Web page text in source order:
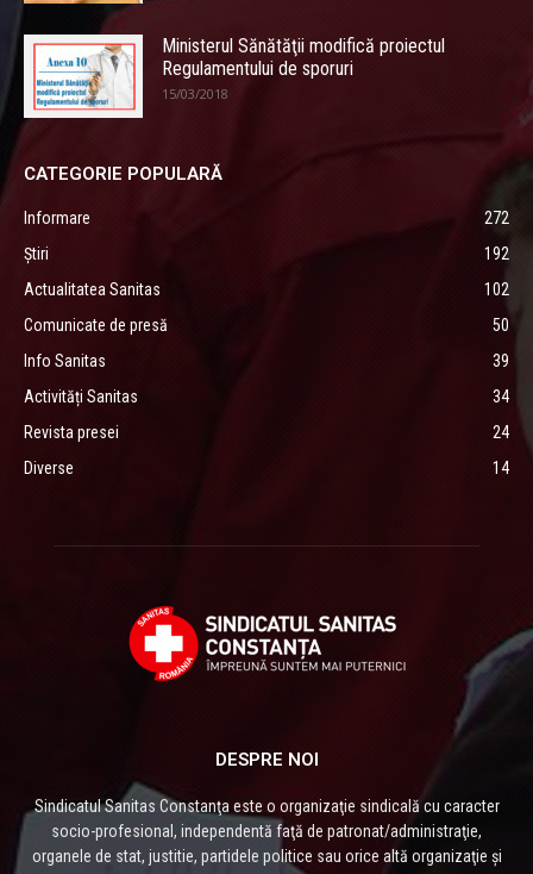
Ministerul Sănătăţii modifică proiectul
Regulamentului de sporuri
15/03/2018
CATEGORIE POPULARĂ
Informare
272
Știri
192
Actualitatea Sanitas
102
Comunicate de presă
50
Info Sanitas
39
Activități Sanitas
34
Revista presei
24
Diverse
14
DESPRE NOI
Sindicatul Sanitas Constanţa este o organizaţie sindicală cu caracter
socio-profesional, independentă faţă de patronat/administraţie,
organele de stat, justitie, partidele politice sau orice altă organizaţie și